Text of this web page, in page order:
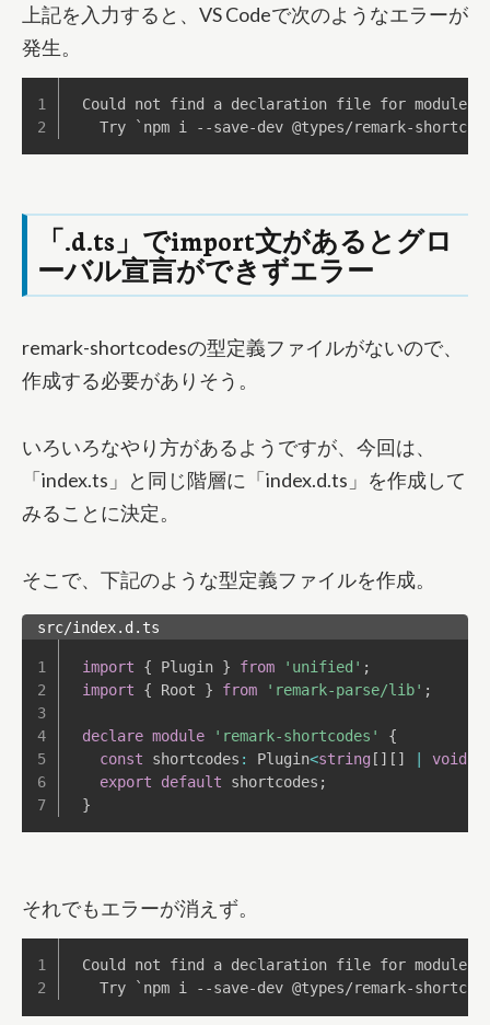
上記を入力すると、VS Codeで次のようなエラーが
発生。
Could not find a declaration file for module
Try `npm i --save-dev @types/remark-
「.d.ts」でimport文があるとグロ
ーバル宣言ができずエラー
remark-shortcodesの型定義ファイルがないので、
作成する必要がありそう。
いろいろなやり方があるようですが、今回は、
「index.ts」と同じ階層に「index.d.ts」を作成して
みることに決定。
そこで、下記のような型定義ファイルを作成。
src/index.d.ts
import { Plugin } from 'unified' ;
import
{ Root } from 'remark-parse/lib' ;
declare module 'remark-shortcodes'
{
const shortcodes : Plugin<string [ ] [ ] void
export
default shortcodes ;
}
それでもエラーが消えず。
Could not find a declaration file for module
Try `npm i --save-dev @types/remark-